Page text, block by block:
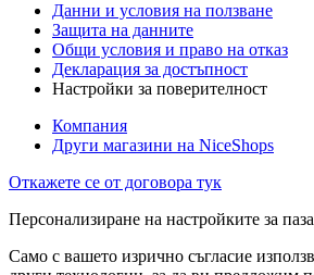
Данни и условия на ползване
Защита на данните
Общи условия и право на отказ
Декларация за достъпност
Настройки за поверителност
Компания
Други магазини на NiceShops
Откажете се от договора тук
Персонализиране на настройките за
Само с вашето изрично съгласие